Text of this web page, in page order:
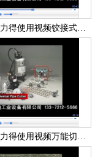
REED美国力得使用视频铰接式切管机使用视频
REED美国力得使用视频万能切管机使用视频使用视频